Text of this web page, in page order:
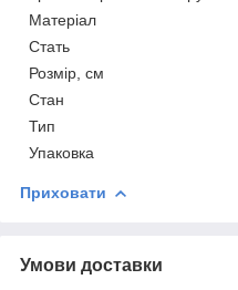
Матеріал
Стать
Розмір, см
Стан
Тип
Упаковка
Приховати
Умови доставки